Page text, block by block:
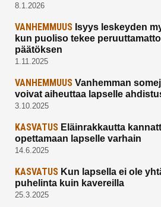
8.1.2026
VANHEMMUUS Isyys leskeyden
kun puoliso tekee
päätöksen
1.11.2025
VANHEMMUUS Vanhemman
voivat aiheuttaa lapselle
3.10.2025
KASVATUS Eläinrakkautta
opettamaan lapselle varhain
14.6.2025
KASVATUS Kun lapsella ei ole
puhelinta kuin kavereilla
25.3.2025